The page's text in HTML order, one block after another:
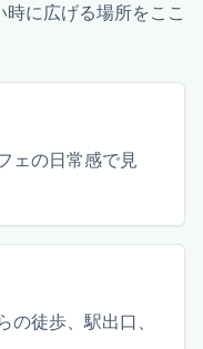
に広げる場所をここ
ェの日常感で見
徒歩、駅出口、